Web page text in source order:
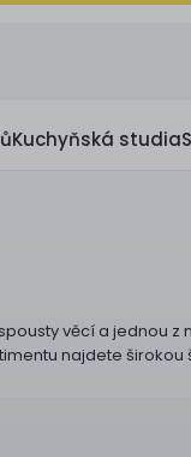
Kuchyňská studia
věcí a jednou
najdete